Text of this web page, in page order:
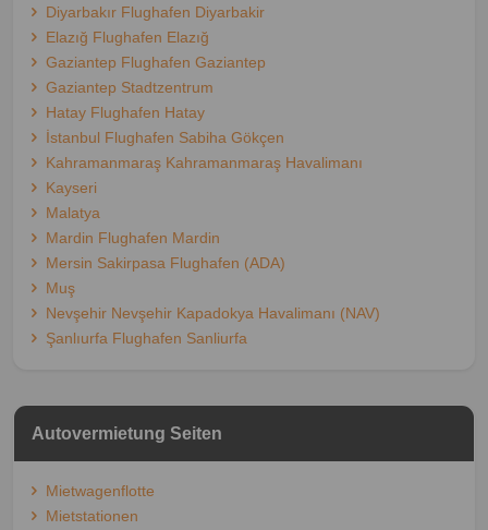
Diyarbakır Flughafen Diyarbakir
Elazığ Flughafen Elazığ
Gaziantep Flughafen Gaziantep
Gaziantep Stadtzentrum
Hatay Flughafen Hatay
İstanbul Flughafen Sabiha Gökçen
Kahramanmaraş Kahramanmaraş Havalimanı
Kayseri
Malatya
Mardin Flughafen Mardin
Mersin Sakirpasa Flughafen (ADA)
Muş
Nevşehir Nevşehir Kapadokya Havalimanı (NAV)
Şanlıurfa Flughafen Sanliurfa
Autovermietung Seiten
Mietwagenflotte
Mietstationen